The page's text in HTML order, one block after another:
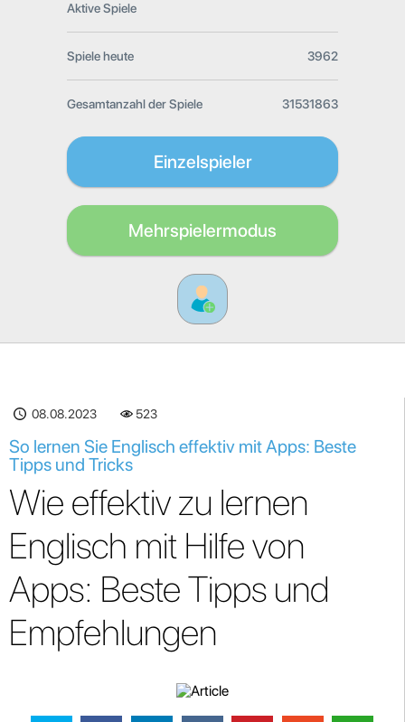
Aktive Spiele
Spiele heute 3962
Gesamtanzahl der Spiele 31531863
Einzelspieler
Mehrspielermodus
08.08.2023 523
So lernen Sie Englisch effektiv mit Apps: Beste
Tipps und Tricks
Wie effektiv zu lernen
Englisch mit Hilfe von
Apps: Beste Tipps und
Empfehlungen